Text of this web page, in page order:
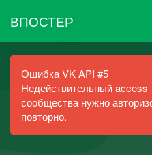
ВПОСТЕР
Ошибка VK API #5
Недействительный
сообщества нужно
повторно.